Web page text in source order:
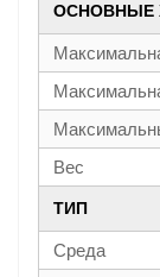
ОСНОВНЫЕ
Вес
ТИП
Среда